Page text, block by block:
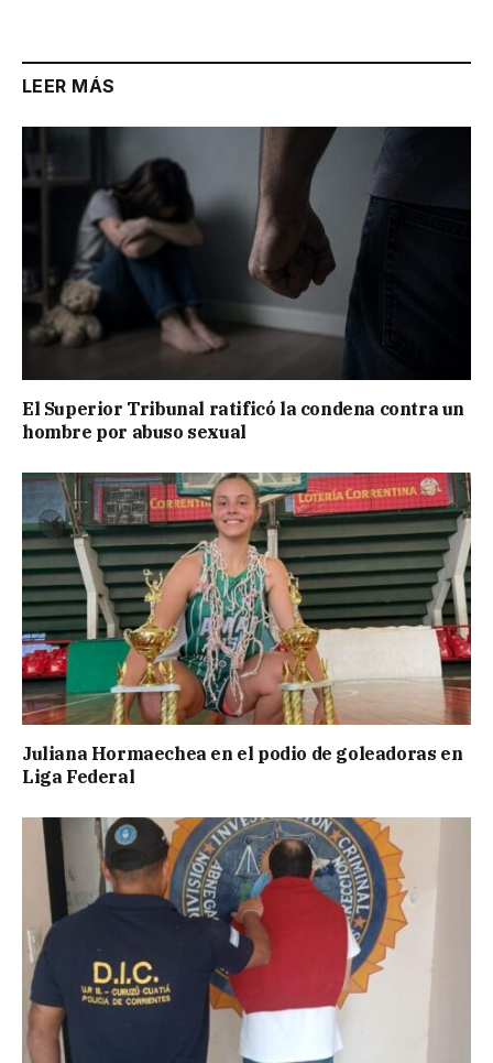
LEER MÁS
El Superior Tribunal ratificó la condena contra un
hombre por abuso sexual
Juliana Hormaechea en el podio de goleadoras en
Liga Federal